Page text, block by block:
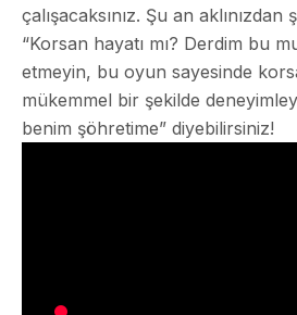
çalışacaksınız. Şu an
“Korsan hayatı mı? Derdim bu
etmeyin, bu oyun sayesinde
mükemmel bir şekilde
benim şöhretime” diyebilirsiniz!